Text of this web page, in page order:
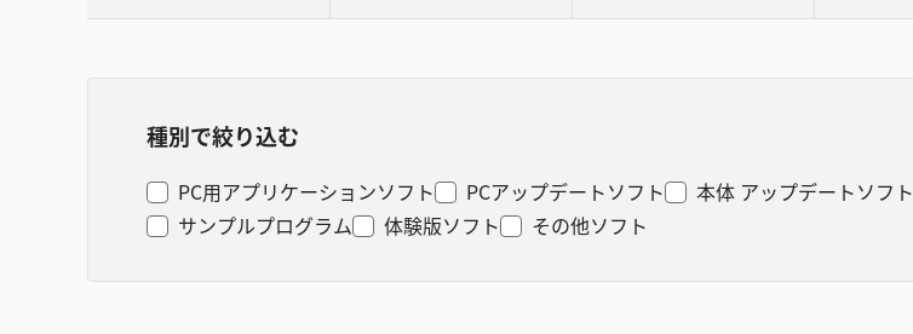
種別で絞り込む
PC用アプリケーションソフト PCアップデートソフト 本体 アップデートソフト
サンプルプログラム
体験版ソフト その他ソフト